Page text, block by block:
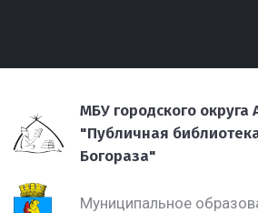
МБУ городского округа
"Публичная
Богораза"
Муниципальное